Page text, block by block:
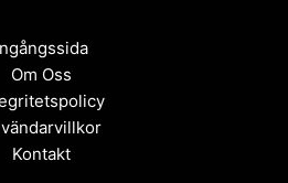
Om Oss
Kontakt